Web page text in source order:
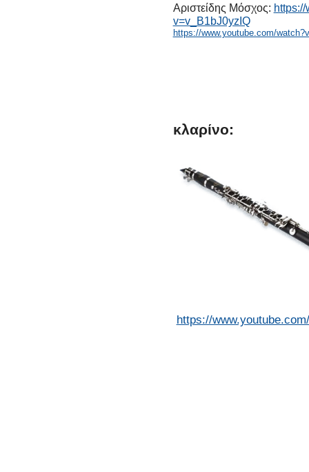
Αριστείδης Μόσχος:
v=v_B1bJ0yzIQ
https://www.youtube.com/
κλαρίνο:
https://